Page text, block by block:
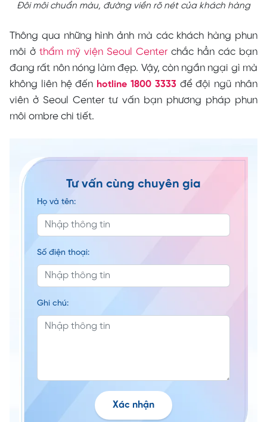
Đôi môi chuẩn màu, đường viền rõ nét của khách hàng
Thông qua những hình ảnh mà các khách hàng phun
môi ở thẩm mỹ viện Seoul Center chắc hẳn các bạn
đang rất nôn nóng làm đẹp. Vậy, còn ngần ngại gì mà
không liên hệ đến hotline 1800 3333để đội ngũ nhân
viên ở Seoul Center tư vấn bạn phương pháp phun
môi ombre chi tiết.
Tư vấn cùng chuyên gia
Họ và tên:
Số điện thoại:
Ghi chú:
Xác nhận